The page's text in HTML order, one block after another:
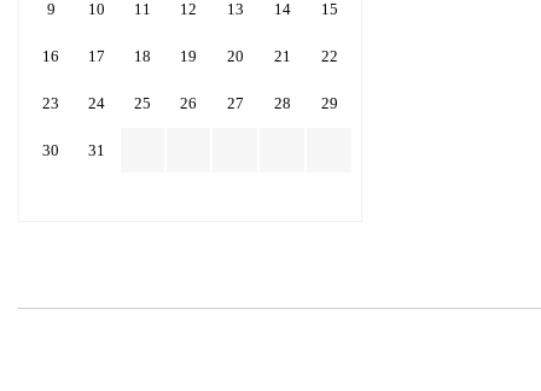
9 10 11 12 13 14 15
16 17 18 19 20 21 22
23 24 25 26 27 28 29
30 31